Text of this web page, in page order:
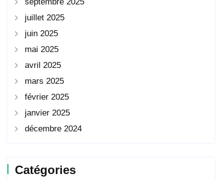
juillet 2025
juin 2025
mai 2025
avril 2025
mars 2025
février 2025
janvier 2025
décembre 2024
Catégories